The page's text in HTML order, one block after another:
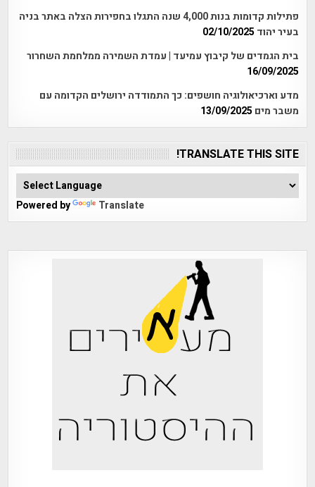
פתילות קדומות בנות 4,000 שנה התגלו בחפירות הצלה באתר בניה
בעיר יהוד 02/10/2025
בית הגמדים של קיבוץ עמיעד | עמדת השמירה ממלחמת השחרור
16/09/2025
מדע וארכיאולוגיה חושפים: כך התמודדה ירושלים הקדומה עם
משבר מים 13/09/2025
TRANSLATE THIS SITE!
Powered by Translate